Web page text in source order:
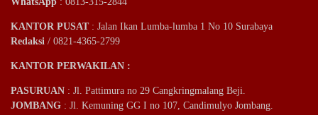
KANTOR PUSAT: Jalan Ikan Lumba-lumba 1 No 10 Surabaya
Redaksi / 0821-4365-2799
KANTOR PERWAKILAN :
PASURUAN : Jl. Pattimura no 29 Cangkringmalang Beji.
JOMBANG : Jl. Kemuning GG I no 107, Candimulyo Jombang.